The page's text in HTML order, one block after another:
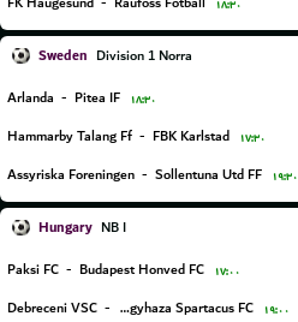
۱۸:۳۰
Sweden Division 1 Norra
Arlanda - Pitea IF ۱۸:۳۰
Hammarby Talang Ff - FBK Karlstad ۱۷:۳۰
Assyriska Foreningen - Sollentuna Utd FF ۱۹:۳۰
Hungary NB I
Paksi FC - Budapest Honved FC ۱۷:۰۰
Debreceni VSC - Nyiregyhaza Spartacus FC ۱۹:۰۰